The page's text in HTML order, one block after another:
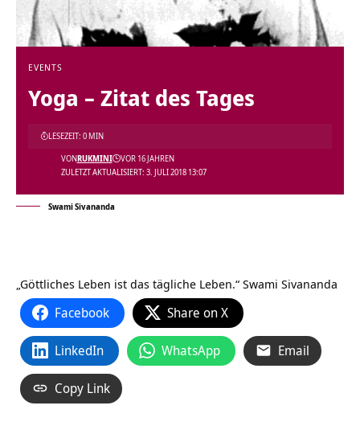
EVENTS
Yoga – Zitat des Tages
ZULETZT AKTUALISIERT: 3. JULI 2018 13:07
VONRUKMINI VOR 16 JAHREN
LESEZEIT: 0 MIN
Swami Sivananda
„Göttliches Leben ist das tägliche Leben.“ Swami Sivananda
Facebook Share on X
LinkedIn WhatsApp Email
Copy Link